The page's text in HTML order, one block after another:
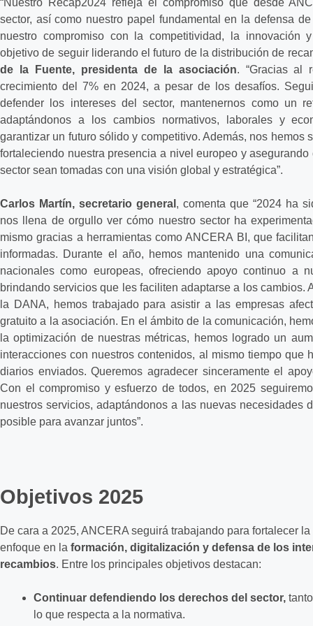
“Nuestro Recap2024 refleja el compromiso que desde
sector, así como nuestro papel fundamental en la defensa
nuestro compromiso con la competitividad, la innovación
objetivo de seguir liderando el futuro de la distribución de
de la Fuente, presidenta de la asociación. “Gracias al
crecimiento del 7% en 2024, a pesar de los desafíos.
defender los intereses del sector, mantenernos como un
adaptándonos a los cambios normativos, laborales y
garantizar un futuro sólido y competitivo. Además, nos hemos
fortaleciendo nuestra presencia a nivel europeo y
sector sean tomadas con una visión global y estratégica”.
Carlos Martín, secretario general , comenta que “2024 ha
nos llena de orgullo ver cómo nuestro sector ha
mismo gracias a herramientas como ANCERA BI, que
informadas. Durante el año, hemos mantenido una
nacionales como europeas, ofreciendo apoyo continuo a
brindando servicios que les faciliten adaptarse a los cambios.
la DANA, hemos trabajado para asistir a las empresas
gratuito a la asociación. En el ámbito de la comunicación,
la optimización de nuestras métricas, hemos logrado un
interacciones con nuestros contenidos, al mismo tiempo que
diarios enviados. Queremos agradecer sinceramente el
Con el compromiso y esfuerzo de todos, en 2025
nuestros servicios, adaptándonos a las nuevas necesidades
posible para avanzar juntos”.
Objetivos 2025
De cara a 2025, ANCERA seguirá trabajando para fortalecer
enfoque en la formación, digitalización y defensa de los
recambios. Entre los principales objetivos destacan:
Continuar defendiendo los derechos del sector,
lo que respecta a la normativa.